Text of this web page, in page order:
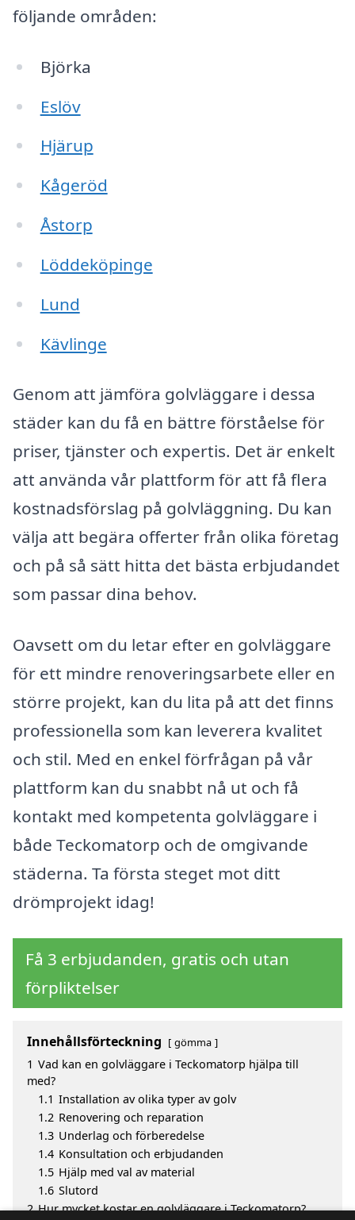
följande områden:
Björka
Eslöv
Hjärup
Kågeröd
Åstorp
Löddeköpinge
Lund
Kävlinge
Genom att jämföra golvläggare i dessa
städer kan du få en bättre förståelse för
priser, tjänster och expertis. Det är enkelt
att använda vår plattform för att få flera
kostnadsförslag på golvläggning. Du kan
välja att begära offerter från olika företag
och på så sätt hitta det bästa erbjudandet
som passar dina behov.
Oavsett om du letar efter en golvläggare
för ett mindre renoveringsarbete eller en
större projekt, kan du lita på att det finns
professionella som kan leverera kvalitet
och stil. Med en enkel förfrågan på vår
plattform kan du snabbt nå ut och få
kontakt med kompetenta golvläggare i
både Teckomatorp och de omgivande
städerna. Ta första steget mot ditt
drömprojekt idag!
Få 3 erbjudanden, gratis och utan
förpliktelser
Innehållsförteckning gömma
1 Vad kan en golvläggare i Teckomatorp hjälpa till
med?
1.1 Installation av olika typer av golv
1.2 Renovering och reparation
1.3 Underlag och förberedelse
1.4 Konsultation och erbjudanden
1.5 Hjälp med val av material
1.6 Slutord
2 Hur mycket kostar en golvläggare i Teckomatorp?